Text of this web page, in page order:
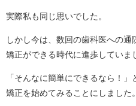
実際私も同じ思いでした。
しかし今は、数回の歯科医への
矯正ができる時代に進歩していま
「そんなに簡単にできるなら！
矯正を始めてみることにしました。